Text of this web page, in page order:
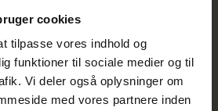
cookies
tilpasse vores indhold og
funktioner til sociale medier og til
Vi deler også oplysninger om
med vores partnere inden
8 AUGUST
ER
SAT NED